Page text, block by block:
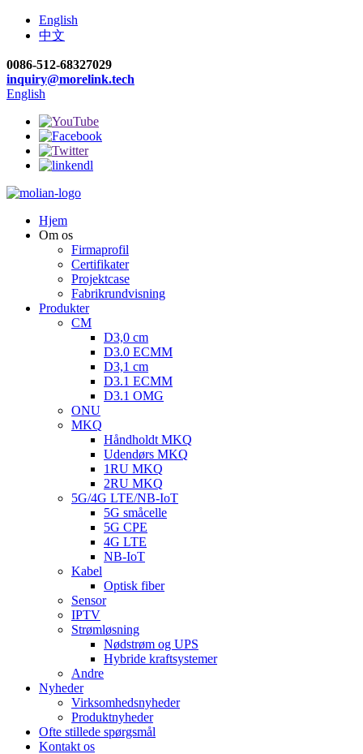
English
中文
0086-512-68327029
inquiry@morelink.tech
English
Hjem
Om os
Firmaprofil
Certifikater
Projektcase
Fabrikrundvisning
Produkter
CM
D3,0 cm
D3.0 ECMM
D3,1 cm
D3.1 ECMM
D3.1 OMG
ONU
MKQ
Håndholdt MKQ
Udendørs MKQ
1RU MKQ
2RU MKQ
5G/4G LTE/NB-IoT
5G småcelle
5G CPE
4G LTE
NB-IoT
Kabel
Optisk fiber
Sensor
IPTV
Strømløsning
Nødstrøm og UPS
Hybride kraftsystemer
Andre
Nyheder
Virksomhedsnyheder
Produktnyheder
Ofte stillede spørgsmål
Kontakt os